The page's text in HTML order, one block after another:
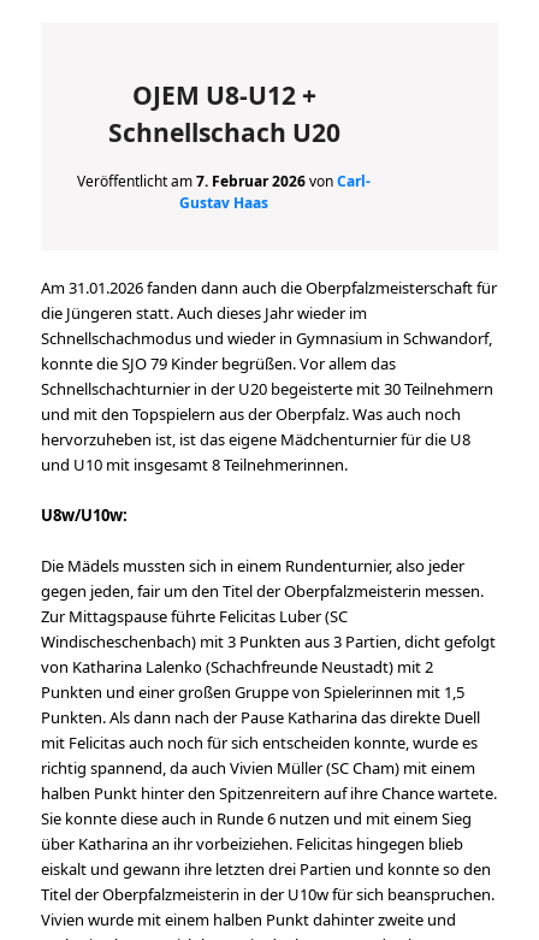
OJEM U8-U12 +
Schnellschach U20
Veröffentlicht am7. Februar 2026vonCarl-
Gustav Haas
Am 31.01.2026 fanden dann auch die Oberpfalzmeisterschaft für
die Jüngeren statt. Auch dieses Jahr wieder im
Schnellschachmodus und wieder in Gymnasium in Schwandorf,
konnte die SJO 79 Kinder begrüßen. Vor allem das
Schnellschachturnier in der U20 begeisterte mit 30 Teilnehmern
und mit den Topspielern aus der Oberpfalz. Was auch noch
hervorzuheben ist, ist das eigene Mädchenturnier für die U8
und U10 mit insgesamt 8 Teilnehmerinnen.
U8w/U10w:
Die Mädels mussten sich in einem Rundenturnier, also jeder
gegen jeden, fair um den Titel der Oberpfalzmeisterin messen.
Zur Mittagspause führte Felicitas Luber (SC
Windischeschenbach) mit 3 Punkten aus 3 Partien, dicht gefolgt
von Katharina Lalenko (Schachfreunde Neustadt) mit 2
Punkten und einer großen Gruppe von Spielerinnen mit 1,5
Punkten. Als dann nach der Pause Katharina das direkte Duell
mit Felicitas auch noch für sich entscheiden konnte, wurde es
richtig spannend, da auch Vivien Müller (SC Cham) mit einem
halben Punkt hinter den Spitzenreitern auf ihre Chance wartete.
Sie konnte diese auch in Runde 6 nutzen und mit einem Sieg
über Katharina an ihr vorbeiziehen. Felicitas hingegen blieb
eiskalt und gewann ihre letzten drei Partien und konnte so den
Titel der Oberpfalzmeisterin in der U10w für sich beanspruchen.
Vivien wurde mit einem halben Punkt dahinter zweite und